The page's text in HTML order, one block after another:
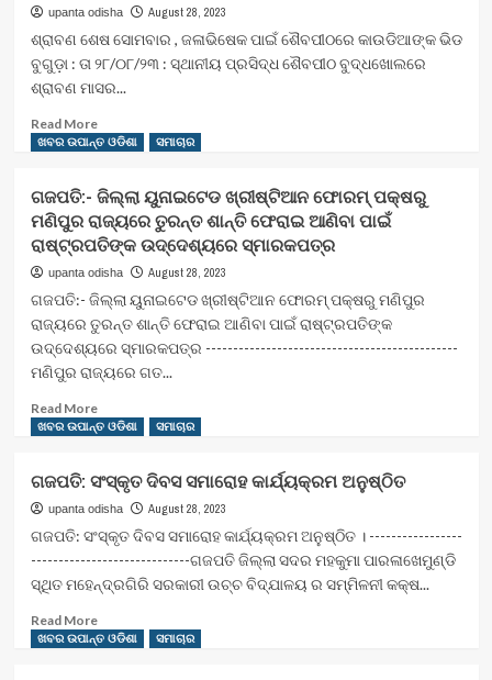
କମିଟି
upanta odisha August 28, 2023
ଶ୍ରାବଣ ଶେଷ ସୋମବାର , ଜଳାଭିଷେକ ପାଇଁ ଶୈବପୀଠରେ କାଉଡିଆଙ୍କ ଭିଡ
ବୁଗୁଡ଼ା : ତା ୨୮/୦୮/୨୩ : ସ୍ଥାନୀୟ ପ୍ରସିଦ୍ଧ ଶୈବପୀଠ ବୁଦ୍ଧଖୋଲରେ
ଶ୍ରାବଣ ମାସର...
Read MoreRead
more
ଶେଷ
ସୋମବାର
,
ଜଳାଭିଷେକ
ଶୈବପୀଠରେ
କାଉଡିଆଙ୍କ
ଭିଡ
ଖବର ଉପାନ୍ତ ଓଡିଶା ସମାଚାର
ଗଜପତି:- ଜିଲ୍ଲା ୟୁନାଇଟେଡ ଖ୍ରୀଷ୍ଟିଆନ ଫୋରମ୍ ପକ୍ଷରୁ
ମଣିପୁର ରାଜ୍ୟରେ ତୁରନ୍ତ ଶାନ୍ତି ଫେରାଇ ଆଣିବା ପାଇଁ
ରାଷ୍ଟ୍ରପତିଙ୍କ ଉଦ୍ଦେଶ୍ୟରେ ସ୍ମାରକପତ୍ର
upanta odisha August 28, 2023
ଗଜପତି:- ଜିଲ୍ଲା ୟୁନାଇଟେଡ ଖ୍ରୀଷ୍ଟିଆନ ଫୋରମ୍ ପକ୍ଷରୁ ମଣିପୁର
ରାଜ୍ୟରେ ତୁରନ୍ତ ଶାନ୍ତି ଫେରାଇ ଆଣିବା ପାଇଁ ରାଷ୍ଟ୍ରପତିଙ୍କ
ଉଦ୍ଦେଶ୍ୟରେ ସ୍ମାରକପତ୍ର ----------------------------------------------
ମଣିପୁର ରାଜ୍ୟରେ ଗତ...
Read MoreRead
more
ଜିଲ୍ଲା
ୟୁନାଇଟେଡ
ଖ୍ରୀଷ୍ଟିଆନ
ଫୋରମ୍
ମଣିପୁର
ତୁରନ୍ତ
ଖବର ଉପାନ୍ତ ଓଡିଶା ସମାଚାର
ଗଜପତି: ସଂସ୍କୃତ ଦିବସ ସମାରୋହ କାର୍ଯ୍ୟକ୍ରମ ଅନୁଷ୍ଠିତ
upanta odisha August 28, 2023
ଗଜପତି: ସଂସ୍କୃତ ଦିବସ ସମାରୋହ କାର୍ଯ୍ୟକ୍ରମ ଅନୁଷ୍ଠିତ । -----------------
-----------------------------ଗଜପତି ଜିଲ୍ଲା ସଦର ମହକୁମା ପାରଳାଖେମୁଣ୍ଡି
ସ୍ଥିତ ମହେନ୍ଦ୍ରଗିରି ସରକାରୀ ଉଚ୍ଚ ବିଦ୍ଯାଳୟ ର ସମ୍ମିଳନୀ କକ୍ଷ...
Read MoreRead
more
ଖବର ଉପାନ୍ତ ଓଡିଶା ସମାଚାର